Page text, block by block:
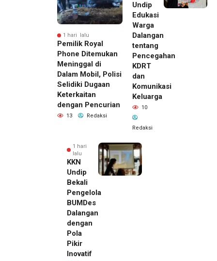
1 hari lalu
Pemilik Royal
Phone Ditemukan
Meninggal di
Dalam Mobil, Polisi
Selidiki Dugaan
Keterkaitan
dengan Pencurian
13 Redaksi
Undip
Edukasi
Warga
Dalangan
tentang
Pencegahan
KDRT
dan
Komunikasi
Keluarga
10
Redaksi
1 hari
lalu
KKN
Undip
Bekali
Pengelola
BUMDes
Dalangan
dengan
Pola
Pikir
Inovatif